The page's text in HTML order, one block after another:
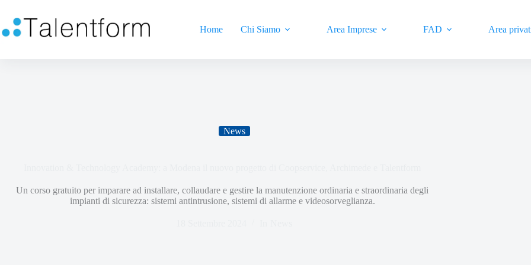
Home Chi Siamo Area Imprese FAD Area
News
Un corso gratuito per imparare ad installare, collaudare e gestire la manutenzione ordinaria e straordinaria degli
impianti di sicurezza: sistemi antintrusione, sistemi di allarme e videosorveglianza.